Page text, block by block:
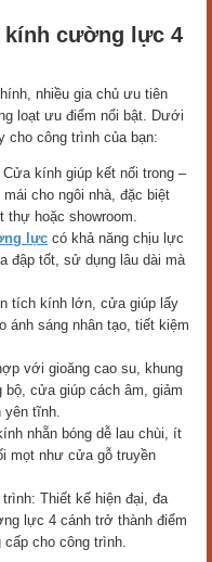
kính cường lực 4
nhiều gia chủ ưu tiên
loạt ưu điểm nổi bật. Dưới
cho công trình của bạn:
kính giúp kết nối trong –
cho ngôi nhà, đặc biệt
thự hoặc showroom.
lực có khả năng chịu lực
đập tốt, sử dụng lâu dài mà
tích kính lớn, cửa giúp lấy
ánh sáng nhân tạo, tiết kiệm
với gioăng cao su, khung
bộ, cửa giúp cách âm, giảm
yên tĩnh.
nhẵn bóng dễ lau chùi, ít
mọt như cửa gỗ truyền
Thiết kế hiện đại, đa
lực 4 cánh trở thành điểm
cấp cho công trình.